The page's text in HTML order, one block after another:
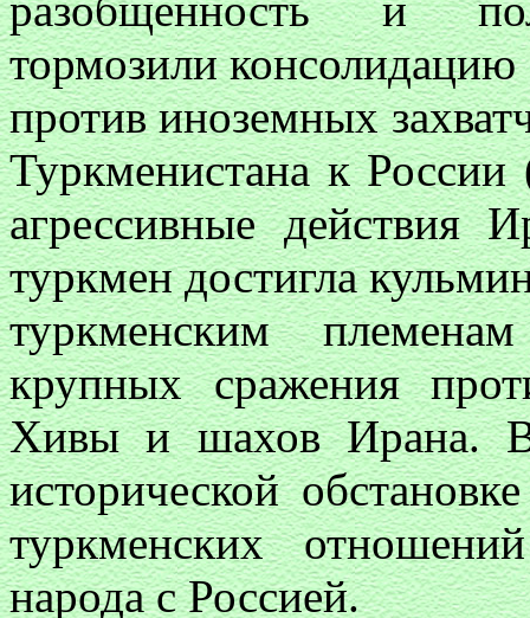
разобщенность и
тормозили консолидацию
против иноземных
Туркменистана к
агрессивные
туркмен достигла
туркменским
крупных сражения
Хивы и шахов Ирана. В
исторической
туркменских
народа с Россией.